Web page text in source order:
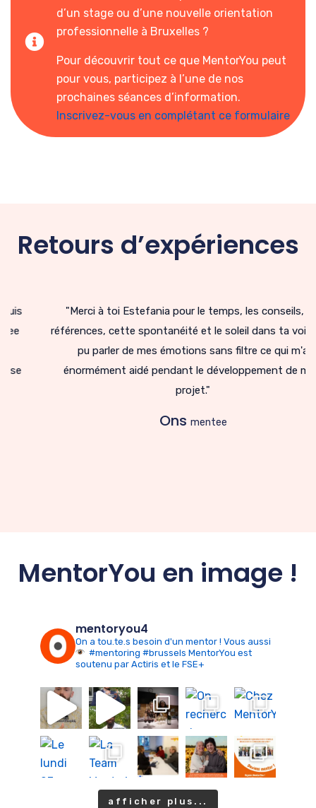
d’un stage ou d’une nouvelle orientation
professionnelle à Bruxelles ?
Pour découvrir tout ce que MentorYou peut
pour vous, participez à l’une de nos
prochaines séances d’information.
Inscrivez-vous en complétant ce formulaire
Retours d’expériences
"Merci à toi Estefania pour le temps, les conseils, les
références, cette spontanéité et le soleil dans ta voix ! J'ai
pu parler de mes émotions sans filtre ce qui m'a
énormément aidé pendant le développement de mon
projet."
mentee
MentorYou en image !
mentoryou4
On a tou.te.s besoin d'un mentor ! Vous aussi
#mentoring #brussels MentorYou est
soutenu par Actiris et le FSE+
afficher plus...